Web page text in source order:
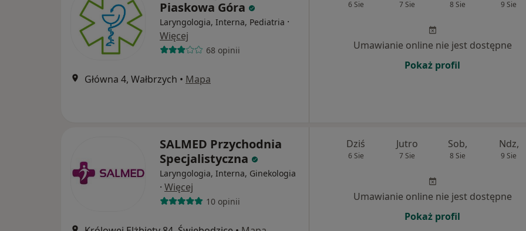
Piaskowa Góra
Laryngologia, Interna, Pediatria ·
Więcej
68 opinii
Główna 4, Wałbrzych • Mapa
6 Sie 7 Sie 8 Sie 9 Sie
Umawianie online nie jest dostępne
Pokaż profil
SALMED Przychodnia
Specjalistyczna
Laryngologia, Interna, Ginekologia
· Więcej
10 opinii
Dziś
6 Sie
Jutro
7 Sie
Sob,
8 Sie
Ndz,
9 Sie
Umawianie online nie jest dostępne
Pokaż profil